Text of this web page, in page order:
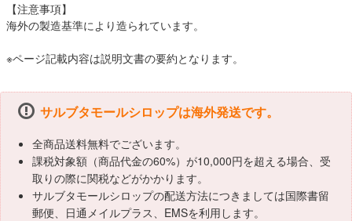
【注意事項】
海外の製造基準により造られています。
※ページ記載内容は説明文書の要約となります。
サルブタモールシロップは海外発送です。
全商品送料無料でございます。
課税対象額（商品代金の60%）が10,000円を超える場合、受
取りの際に関税などがかかります。
サルブタモールシロップの配送方法につきましては国際書留
郵便、日通メイルプラス、EMSを利用します。